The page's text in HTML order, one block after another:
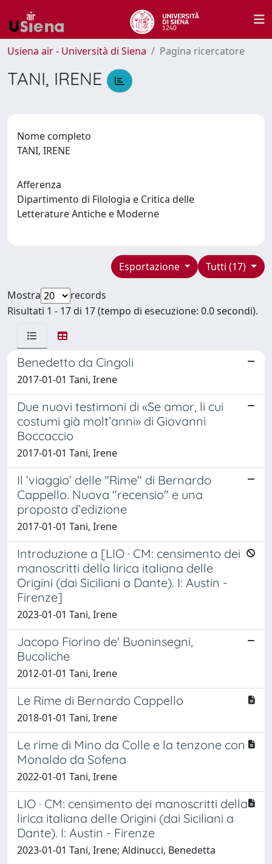
Usiena air - Università di Siena Pagina ricercatore
TANI, IRENE
Nome completo
TANI, IRENE
Afferenza
Dipartimento di Filologia e Critica delle
Letterature Antiche e Moderne
Tutti (17)
Esportazione
Mostra
records
Risultati 1 - 17 di 17 (tempo di esecuzione: 0.0 secondi).
Benedetto da Cingoli
2017-01-01 Tani, Irene
Due nuovi testimoni di «Se amor, li cui
costumi già molt’anni» di Giovanni
Boccaccio
2017-01-01 Tani, Irene
Il ‘viaggio’ delle "Rime" di Bernardo
Cappello. Nuova "recensio" e una
proposta d’edizione
2017-01-01 Tani, Irene
Introduzione a [LIO · CM: censimento dei
manoscritti della lirica italiana delle
Origini (dai Siciliani a Dante). I: Austin -
Firenze]
2023-01-01 Tani, Irene
Jacopo Fiorino de' Buoninsegni,
Bucoliche
2012-01-01 Tani, Irene
Le Rime di Bernardo Cappello
2018-01-01 Tani, Irene
Le rime di Mino da Colle e la tenzone con
Monaldo da Sofena
2022-01-01 Tani, Irene
LIO · CM: censimento dei manoscritti della
lirica italiana delle Origini (dai Siciliani a
Dante). I: Austin - Firenze
2023-01-01 Tani, Irene; Aldinucci, Benedetta